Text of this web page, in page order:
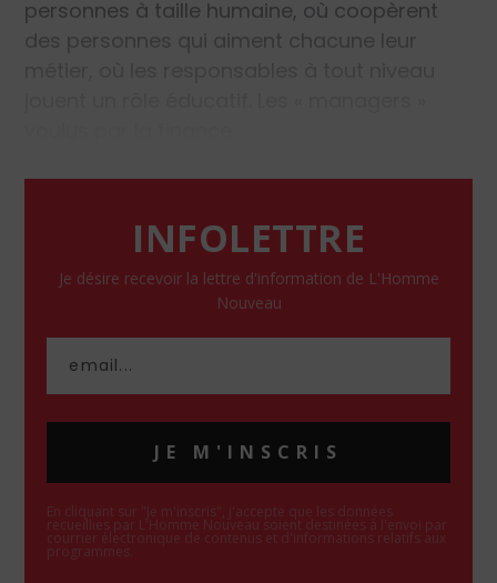
personnes à taille humaine, où coopèrent
des personnes qui aiment chacune leur
INFOLETTRE
Je désire recevoir la lettre d'information de L'Homme
Nouveau
JE M'INSCRIS
En cliquant sur "Je m'inscris", j'accepte que les données
recueillies par L'Homme Nouveau soient destinées à l'envoi par
courrier électronique de contenus et d'informations relatifs aux
programmes.